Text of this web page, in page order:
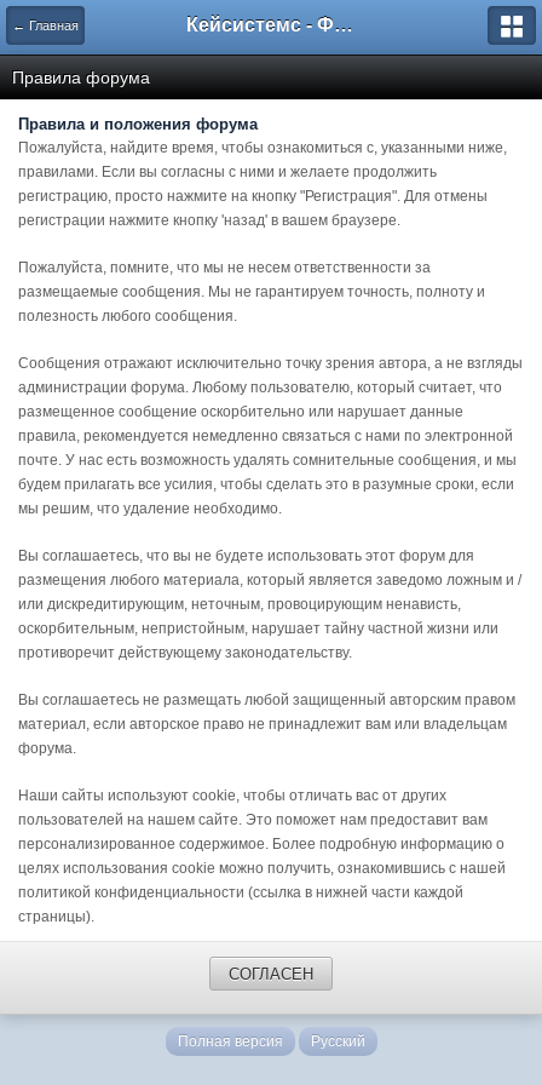
← Главная Кейсистемс - Форумы
Правила форума
Правила и положения форума
Пожалуйста, найдите время, чтобы ознакомиться с, указанными ниже,
правилами. Если вы согласны с ними и желаете продолжить
регистрацию, просто нажмите на кнопку "Регистрация". Для отмены
регистрации нажмите кнопку 'назад' в вашем браузере.
Пожалуйста, помните, что мы не несем ответственности за
размещаемые сообщения. Мы не гарантируем точность, полноту и
полезность любого сообщения.
Сообщения отражают исключительно точку зрения автора, а не взгляды
администрации форума. Любому пользователю, который считает, что
размещенное сообщение оскорбительно или нарушает данные
правила, рекомендуется немедленно связаться с нами по электронной
почте. У нас есть возможность удалять сомнительные сообщения, и мы
будем прилагать все усилия, чтобы сделать это в разумные сроки, если
мы решим, что удаление необходимо.
Вы соглашаетесь, что вы не будете использовать этот форум для
размещения любого материала, который является заведомо ложным и /
или дискредитирующим, неточным, провоцирующим ненависть,
оскорбительным, непристойным, нарушает тайну частной жизни или
противоречит действующему законодательству.
Вы соглашаетесь не размещать любой защищенный авторским правом
материал, если авторское право не принадлежит вам или владельцам
форума.
Наши сайты используют cookie, чтобы отличать вас от других
пользователей на нашем сайте. Это поможет нам предоставит вам
персонализированное содержимое. Более подробную информацию о
целях использования cookie можно получить, ознакомившись с нашей
политикой конфиденциальности (ссылка в нижней части каждой
страницы).
СОГЛАСЕН
Полная версия Русский